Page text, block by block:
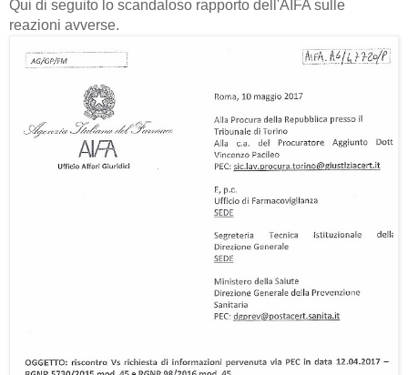
Qui di seguito lo scandaloso rapporto dell'AIFA sulle
reazioni avverse.